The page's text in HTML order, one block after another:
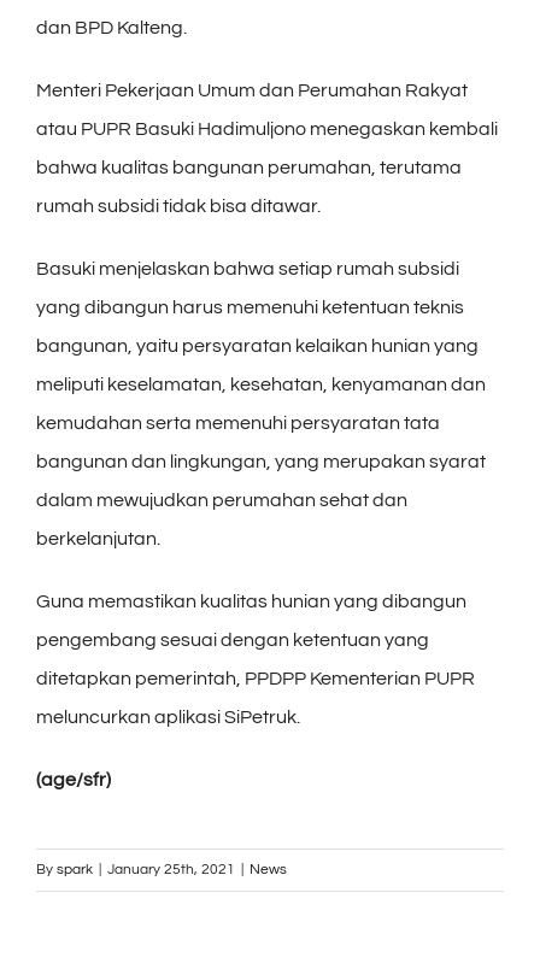
dan BPD Kalteng.
Menteri Pekerjaan Umum dan Perumahan Rakyat
atau PUPR Basuki Hadimuljono menegaskan kembali
bahwa kualitas bangunan perumahan, terutama
rumah subsidi tidak bisa ditawar.
Basuki menjelaskan bahwa setiap rumah subsidi
yang dibangun harus memenuhi ketentuan teknis
bangunan, yaitu persyaratan kelaikan hunian yang
meliputi keselamatan, kesehatan, kenyamanan dan
kemudahan serta memenuhi persyaratan tata
bangunan dan lingkungan, yang merupakan syarat
dalam mewujudkan perumahan sehat dan
berkelanjutan.
Guna memastikan kualitas hunian yang dibangun
pengembang sesuai dengan ketentuan yang
ditetapkan pemerintah, PPDPP Kementerian PUPR
meluncurkan aplikasi SiPetruk.
(age/sfr)
By spark January 25th, 2021 News